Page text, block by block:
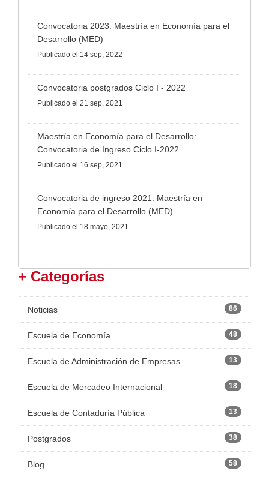
Convocatoria 2023: Maestría en Economía para el
Desarrollo (MED)
Publicado el 14 sep, 2022
Convocatoria postgrados Ciclo I - 2022
Publicado el 21 sep, 2021
Maestría en Economía para el Desarrollo:
Convocatoria de Ingreso Ciclo I-2022
Publicado el 16 sep, 2021
Convocatoria de ingreso 2021: Maestría en
Economía para el Desarrollo (MED)
Publicado el 18 mayo, 2021
+ Categorías
Noticias 86
Escuela de Economía 48
Escuela de Administración de Empresas 13
Escuela de Mercadeo Internacional 18
Escuela de Contaduría Pública 13
Postgrados 38
Blog 58